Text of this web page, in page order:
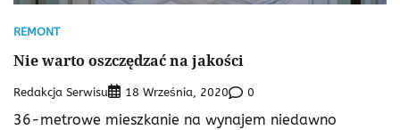
REMONT
Nie warto oszczędzać na jakości
Redakcja Serwisu 18 Września, 2020 0
36-metrowe mieszkanie na wynajem niedawno